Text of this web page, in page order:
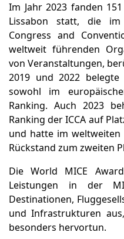
Im Jahr 2023 fanden
Lissabon statt, die
Congress and
weltweit führenden
von Veranstaltungen,
2019 und 2022
sowohl im
Ranking. Auch 2023
Ranking der ICCA auf
und hatte im weltweiten
Rückstand zum zweiten
Die World MICE
Leistungen in der
Destinationen,
und Infrastrukturen
besonders hervortun.